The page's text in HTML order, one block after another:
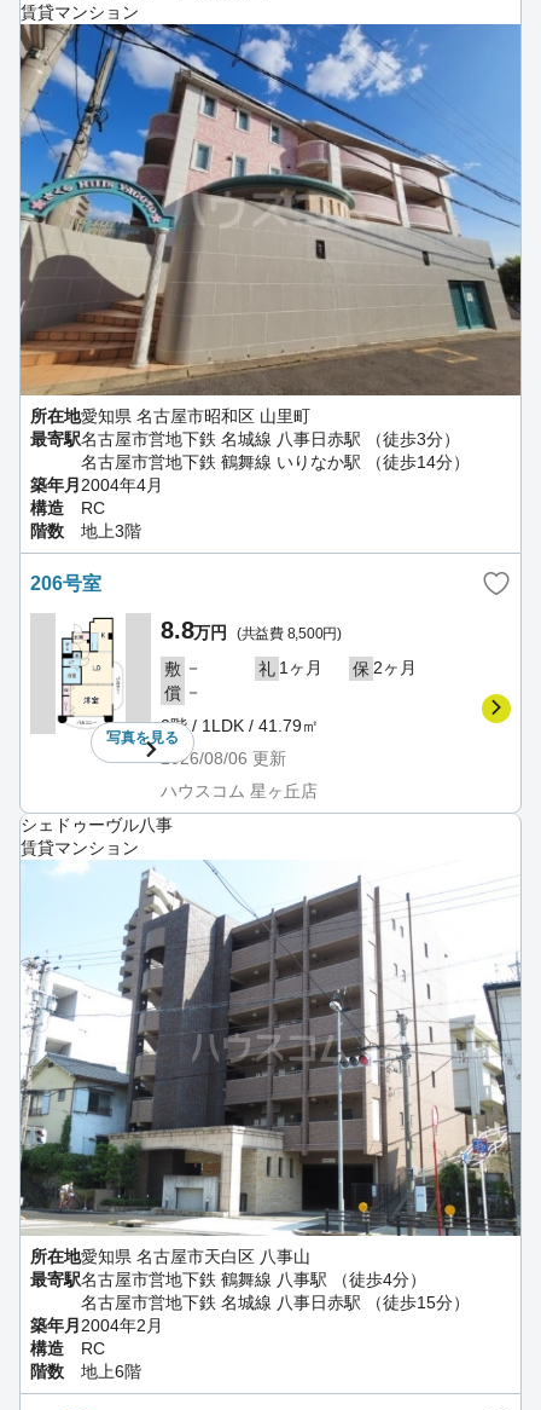
賃貸マンション
所在地愛知県 名古屋市昭和区 山里町
最寄駅名古屋市営地下鉄 名城線 八事日赤駅 （徒歩3分）
名古屋市営地下鉄 鶴舞線 いりなか駅 （徒歩14分）
築年月 2004年4月
構造
RC
階数
地上3階
206号室
写真を見る
8.8万円 (共益費 8,500円)
敷 － 礼 1ヶ月 保 2ヶ月
償 －
2階 / 1LDK / 41.79㎡
2026/08/06 更新
ハウスコム 星ヶ丘店
シェドゥーヴル八事
賃貸マンション
所在地愛知県 名古屋市天白区 八事山
最寄駅名古屋市営地下鉄 鶴舞線 八事駅 （徒歩4分）
名古屋市営地下鉄 名城線 八事日赤駅 （徒歩15分）
築年月 2004年2月
構造
RC
階数
地上6階